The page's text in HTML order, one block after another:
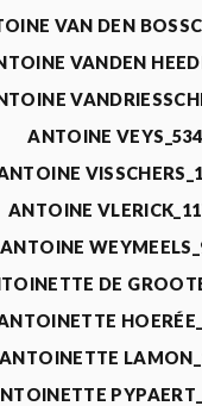
VAN DEN
VANDEN
ANTOINE
ANTOINE
ANTOINE
DE
ANTOINETTE